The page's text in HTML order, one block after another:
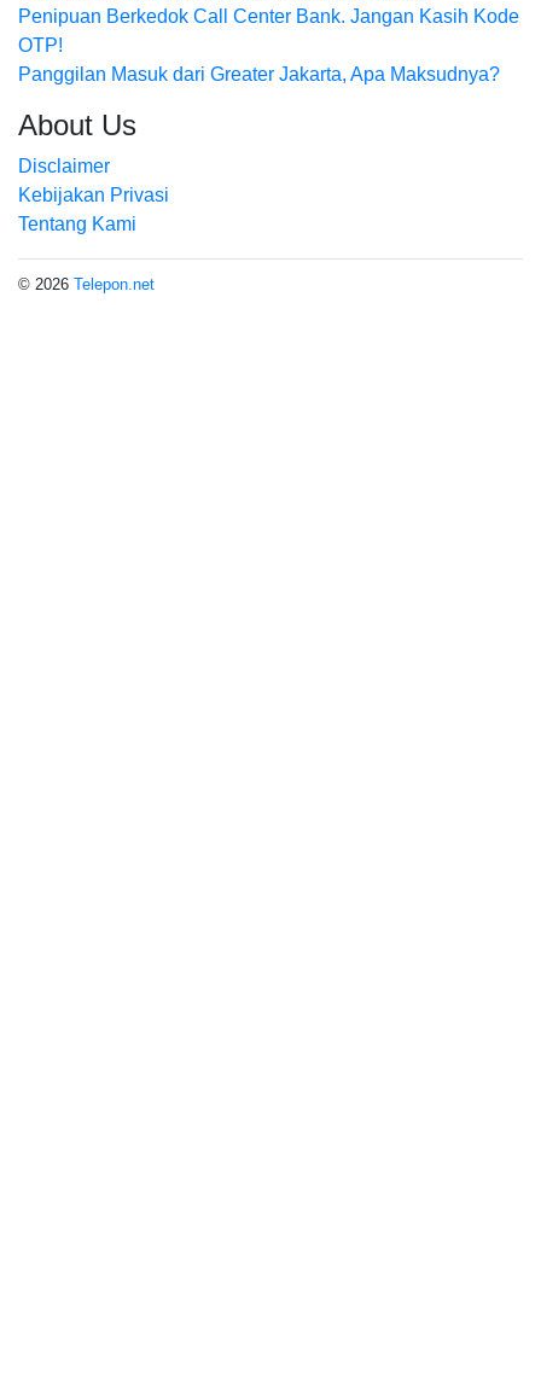
Penipuan Berkedok Call Center Bank. Jangan Kasih Kode
OTP!
Panggilan Masuk dari Greater Jakarta, Apa Maksudnya?
About Us
Disclaimer
Kebijakan Privasi
Tentang Kami
© 2026 Telepon.net